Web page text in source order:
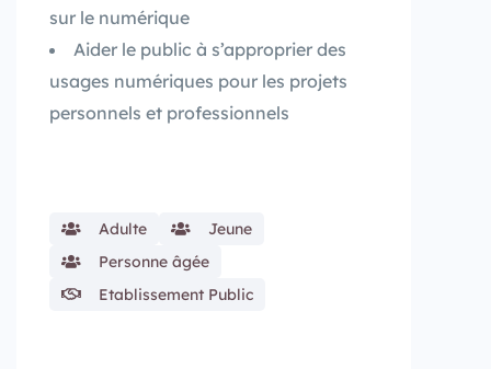
sur le numérique
Aider le public à s’approprier des
usages numériques pour les projets
personnels et professionnels
Adulte
Jeune
Personne âgée
Etablissement Public